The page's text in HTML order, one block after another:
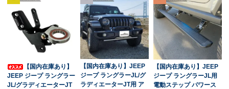
【国内在庫あり】
JEEP ジープ ラングラー
JL/グラディエーターJT
【国内在庫あり】JEEP
ジープ ラングラーJL/グ
ラディエーターJT用 ア
【国内在庫あり】JEEP
ジープ ラングラーJL用
電動ステップ パワース